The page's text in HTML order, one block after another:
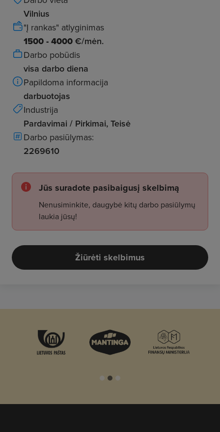
Vilnius
"Į rankas" atlyginimas
1500 - 4000 €/mėn.
Darbo pobūdis
visa darbo diena
Papildoma informacija
darbuotojas
Industrija
Pardavimai / Pirkimai, Teisė
Darbo pasiūlymas:
2269610
Jūs suradote pasibaigusį skelbimą
Nenusiminkite, daugybė kitų darbo pasiūlymų
laukia jūsų!
Žiūrėti skelbimus